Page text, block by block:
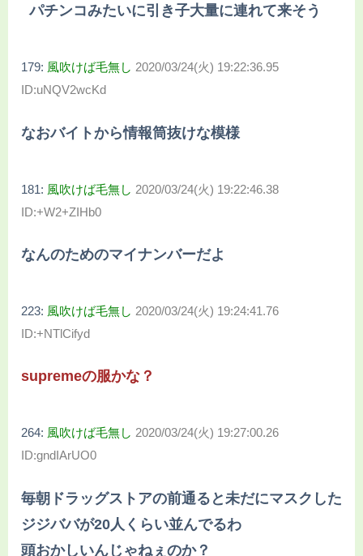
パチンコみたいに引き子大量に連れて来そう
179: 風吹けば毛無し 2020/03/24(火) 19:22:36.95
ID:uNQV2wcKd
なおバイトから情報筒抜けな模様
181: 風吹けば毛無し 2020/03/24(火) 19:22:46.38
ID:+W2+ZIHb0
なんのためのマイナンバーだよ
223: 風吹けば毛無し 2020/03/24(火) 19:24:41.76
ID:+NTlCifyd
supremeの服かな？
264: 風吹けば毛無し 2020/03/24(火) 19:27:00.26
ID:gndIArUO0
毎朝ドラッグストアの前通ると未だにマスクした
ジジババが20人くらい並んでるわ
頭おかしいんじゃねぇのか？